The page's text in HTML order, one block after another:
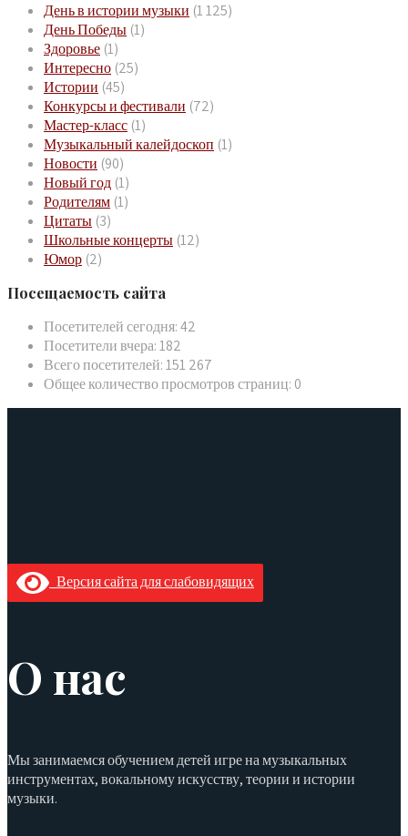
День в истории музыки (1 125)
День Победы (1)
Здоровье (1)
Интересно (25)
Истории (45)
Конкурсы и фестивали (72)
Мастер-класс (1)
Музыкальный калейдоскоп (1)
Новости (90)
Новый год (1)
Родителям (1)
Цитаты (3)
Школьные концерты (12)
Юмор (2)
Посещаемость сайта
Посетителей сегодня:42
Посетители вчера:182
Всего посетителей:151 267
Общее количество просмотров страниц: 0
Версия сайта для слабовидящих
О нас
Мы занимаемся обучением детей игре на музыкальных
инструментах, вокальному искусству, теории и истории
музыки.